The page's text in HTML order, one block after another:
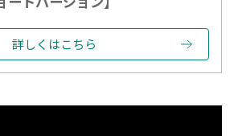
詳しくはこちら